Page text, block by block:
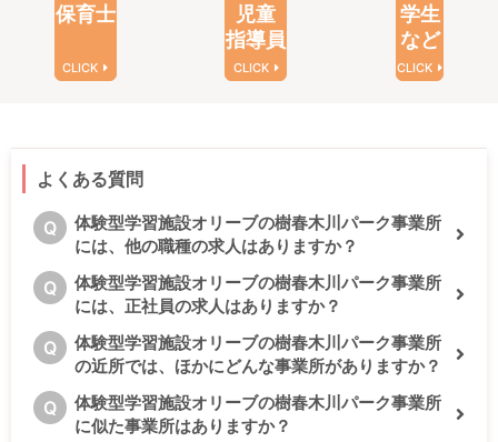
保育士
CLICK
児童
指導員
CLICK
学生
など
CLICK
よくある質問
Q
体験型学習施設オリーブの樹春木川パーク事業所
には、他の職種の求人はありますか？
Q
体験型学習施設オリーブの樹春木川パーク事業所
には、正社員の求人はありますか？
Q
体験型学習施設オリーブの樹春木川パーク事業所
の近所では、ほかにどんな事業所がありますか？
Q
体験型学習施設オリーブの樹春木川パーク事業所
に似た事業所はありますか？